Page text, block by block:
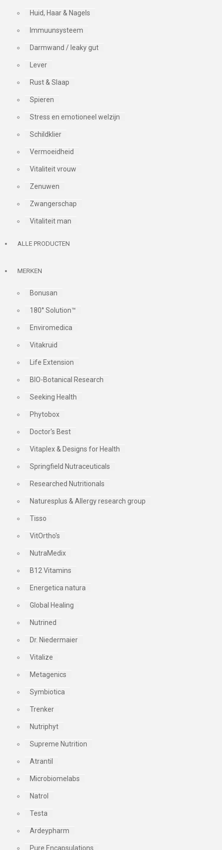
Huid, Haar & Nagels
Immuunsysteem
Darmwand / leaky gut
Lever
Rust & Slaap
Spieren
Stress en emotioneel welzijn
Schildklier
Vermoeidheid
Vitaliteit vrouw
Zenuwen
Zwangerschap
Vitaliteit man
ALLE PRODUCTEN
MERKEN
Bonusan
180° Solution™
Enviromedica
Vitakruid
Life Extension
BIO-Botanical Research
Seeking Health
Phytobox
Doctor's Best
Vitaplex & Designs for Health
Springfield Nutraceuticals
Researched Nutritionals
Naturesplus & Allergy research group
Tisso
VitOrtho's
NutraMedix
B12 Vitamins
Energetica natura
Global Healing
Nutrined
Dr. Niedermaier
Vitalize
Metagenics
Symbiotica
Trenker
Nutriphyt
Supreme Nutrition
Atrantil
Microbiomelabs
Natrol
Testa
Ardeypharm
Pure Encapsulations